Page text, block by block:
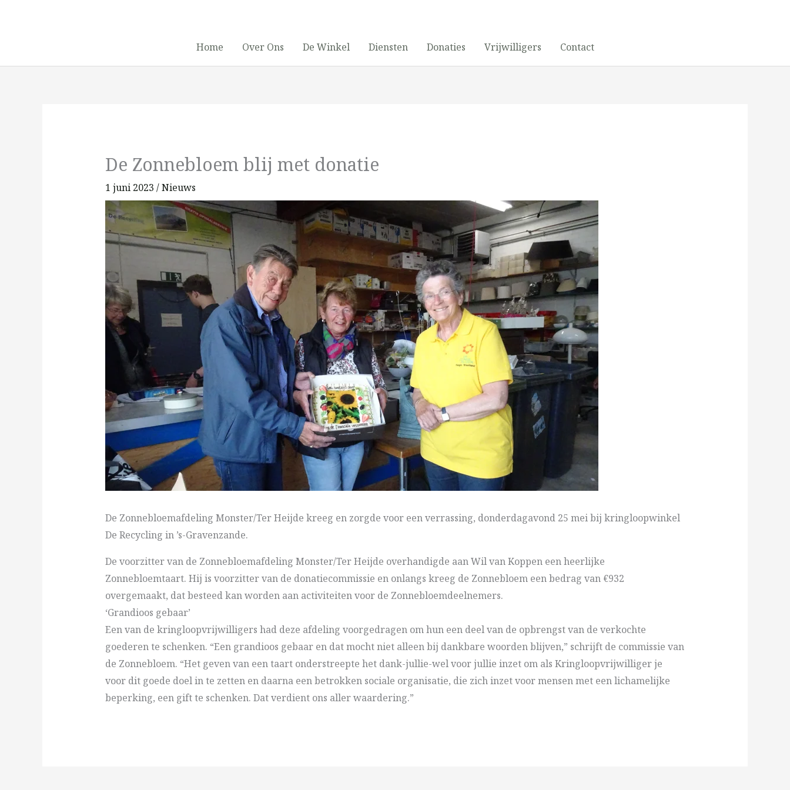
Home Over Ons De Winkel Diensten Donaties Vrijwilligers Contact
De Zonnebloem blij met donatie
1 juni 2023 /Nieuws
De Zonnebloemafdeling Monster/Ter Heijde kreeg en zorgde voor een verrassing, donderdagavond 25 mei bij kringloopwinkel
De Recycling in ’s-Gravenzande.
De voorzitter van de Zonnebloemafdeling Monster/Ter Heijde overhandigde aan Wil van Koppen een heerlijke
Zonnebloemtaart. Hij is voorzitter van de donatiecommissie en onlangs kreeg de Zonnebloem een bedrag van €932
overgemaakt, dat besteed kan worden aan activiteiten voor de Zonnebloemdeelnemers.
‘Grandioos gebaar’
Een van de kringloopvrijwilligers had deze afdeling voorgedragen om hun een deel van de opbrengst van de verkochte
goederen te schenken. “Een grandioos gebaar en dat mocht niet alleen bij dankbare woorden blijven,” schrijft de commissie van
de Zonnebloem. “Het geven van een taart onderstreepte het dank-jullie-wel voor jullie inzet om als Kringloopvrijwilliger je
voor dit goede doel in te zetten en daarna een betrokken sociale organisatie, die zich inzet voor mensen met een lichamelijke
beperking, een gift te schenken. Dat verdient ons aller waardering.”